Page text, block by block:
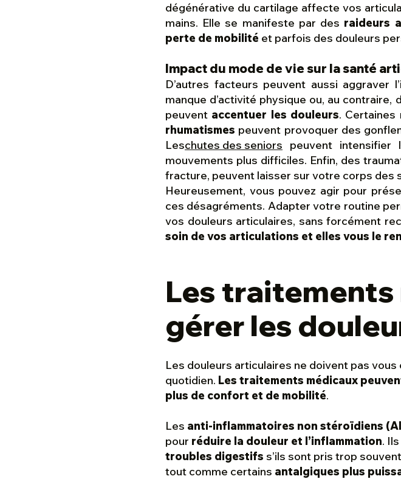
dégénérative du cartilage affecte vos
mains. Elle se manifeste par des raideurs
perte de mobilité et parfois des douleurs
Impact du mode de vie sur la santé
D’autres facteurs peuvent aussi aggraver
manque d’activité physique ou, au
peuvent accentuer les douleurs. Certaines
rhumatismes peuvent provoquer des
Leschutes des seniors peuvent
mouvements plus difficiles. Enfin, des
fracture, peuvent laisser sur votre corps des
Heureusement, vous pouvez agir pour
ces désagréments. Adapter votre routine
vos douleurs articulaires, sans forcément
soin de vos articulations et elles vous le
Les
gérer les
Les douleurs articulaires ne doivent pas
quotidien. Les traitements médicaux
plus de confort et de mobilité.
Les anti-inflammatoires non stéroïdiens
pour réduire la douleur et l’inflammation.
troubles digestifs s’ils sont pris trop
tout comme certains antalgiques plus